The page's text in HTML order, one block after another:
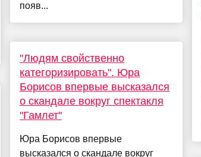
появ...
"Людям свойственно
категоризировать". Юра
Борисов впервые высказался
о скандале вокруг спектакля
"Гамлет"
Юра Борисов впервые
высказался о скандале вокруг